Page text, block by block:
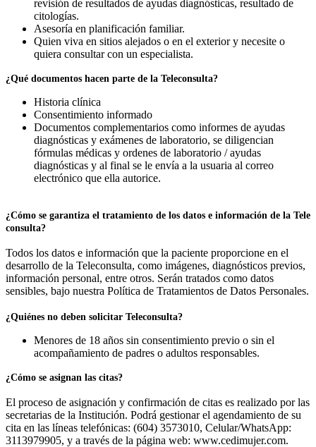
revisión de resultados de ayudas diagnósticas, resultado de
citologías.
Asesoría en planificación familiar.
Quien viva en sitios alejados o en el exterior y necesite o
quiera consultar con un especialista.
¿Qué documentos hacen parte de la Teleconsulta?
Historia clínica
Consentimiento informado
Documentos complementarios como informes de ayudas
diagnósticas y exámenes de laboratorio, se diligencian
fórmulas médicas y ordenes de laboratorio / ayudas
diagnósticas y al final se le envía a la usuaria al correo
electrónico que ella autorice.
¿Cómo se garantiza el tratamiento de los datos e información de la Tele
consulta?
Todos los datos e información que la paciente proporcione en el
desarrollo de la Teleconsulta, como imágenes, diagnósticos previos,
información personal, entre otros. Serán tratados como datos
sensibles, bajo nuestra Política de Tratamientos de Datos Personales.
¿Quiénes no deben solicitar Teleconsulta?
Menores de 18 años sin consentimiento previo o sin el
acompañamiento de padres o adultos responsables.
¿Cómo se asignan las citas?
El proceso de asignación y confirmación de citas es realizado por las
secretarias de la Institución. Podrá gestionar el agendamiento de su
cita en las líneas telefónicas: (604) 3573010, Celular/WhatsApp:
3113979905, y a través de la página web: www.cedimujer.com.